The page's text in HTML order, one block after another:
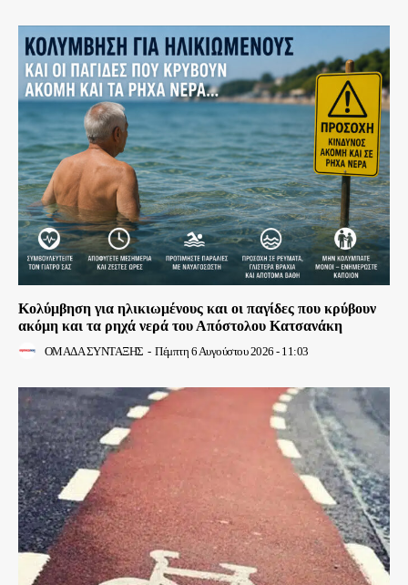
Κολύμβηση για ηλικιωμένους και οι παγίδες που κρύβουν
ακόμη και τα ρηχά νερά του Απόστολου Κατσανάκη
ΟΜΑΔΑ ΣΥΝΤΑΞΗΣ - Πέμπτη 6 Αυγούστου 2026 - 11:03